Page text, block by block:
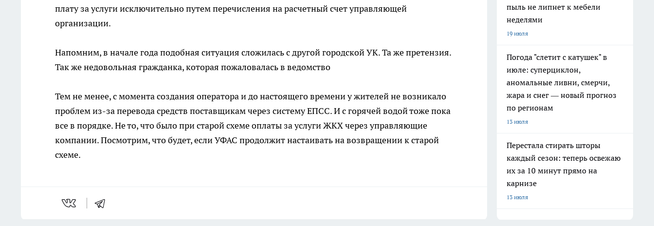
плату за услуги исключительно путем перечисления на расчетный счет управляющей
организации.
Напомним, в начале года подобная ситуация сложилась с другой городской УК. Та же претензия.
Так же недовольная гражданка, которая пожаловалась в ведомство
Тем не менее, с момента создания оператора и до настоящего времени у жителей не возникало
проблем из-за перевода средств поставщикам через систему ЕПСС. И с горячей водой тоже пока
все в порядке. Не то, что было при старой схеме оплаты за услуги ЖКХ через управляющие
компании. Посмотрим, что будет, если УФАС продолжит настаивать на возвращении к старой
схеме.
пыль не липнет к мебели
неделями
19 июля
Погода "слетит с катушек" в
июле: суперциклон,
аномальные ливни, смерчи,
жара и снег — новый прогноз
по регионам
13 июля
Перестала стирать шторы
каждый сезон: теперь освежаю
их за 10 минут прямо на
карнизе
13 июля